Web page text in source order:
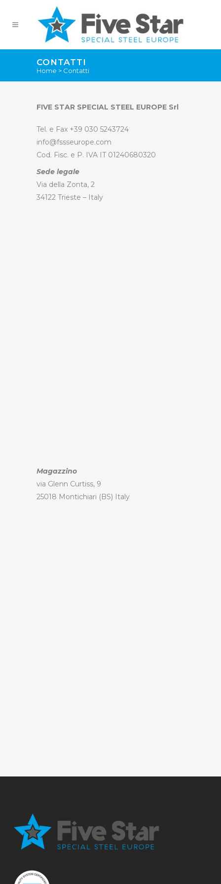
CONTATTI
Home > Contatti
FIVE STAR SPECIAL STEEL EUROPE Srl
Tel. e Fax +39 030 5243724
info@fssseurope.com
Cod. Fisc. e P. IVA IT 01240680320
Sede legale
Via della Zonta, 2
34122 Trieste – Italy
Magazzino
via Glenn Curtiss, 9
25018 Montichiari (BS) Italy